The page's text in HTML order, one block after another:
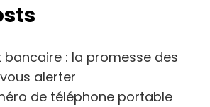
bancaire : la promesse des
alerter
de téléphone portable